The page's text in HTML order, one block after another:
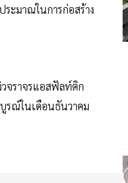
ะมาณในการก่อสร้าง
วจราจรแอสฟัลท์ติก
บูรณ์ในเดือนธันวาคม